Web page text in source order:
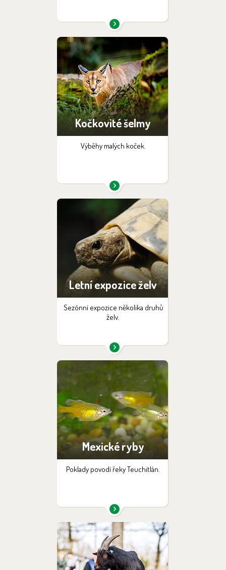
Kočkovité šelmy
Výběhy malých koček.
Letní expozice želv
Sezónní expozice několika druhů
želv.
Mexické ryby
Poklady povodí řeky Teuchitlán.